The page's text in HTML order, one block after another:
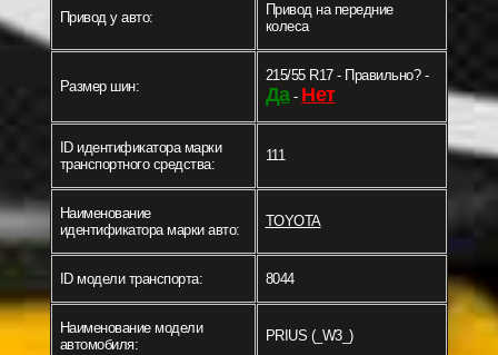
Привод у авто:
Привод на передние
колеса
Размер шин:
215/55 R17 - Правильно? -
Да- Нет
ID идентификатора марки
транспортного средства:
111
Наименование
идентификатора марки авто:
TOYOTA
ID модели транспорта: 8044
Наименование модели
автомобиля:
PRIUS (_W3_)